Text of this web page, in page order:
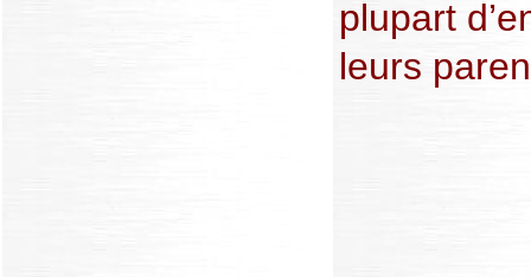
plupart
leurs